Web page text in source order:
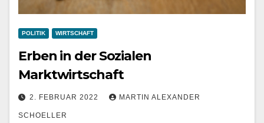
POLITIK WIRTSCHAFT
Erben in der Sozialen
Marktwirtschaft
2. FEBRUAR 2022 MARTIN ALEXANDER
SCHOELLER